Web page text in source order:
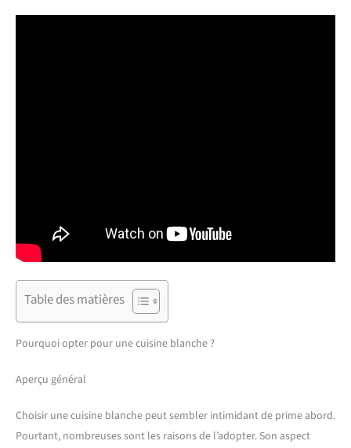
Table des matières
Pourquoi opter pour une cuisine blanche ?
Aperçu général
Choisir une cuisine blanche peut sembler intimidant de prime abord.
Pourtant, nombreuses sont les raisons de l’adopter. Son aspect